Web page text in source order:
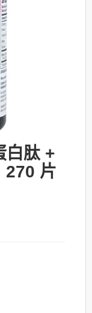
白肽 +
270 片